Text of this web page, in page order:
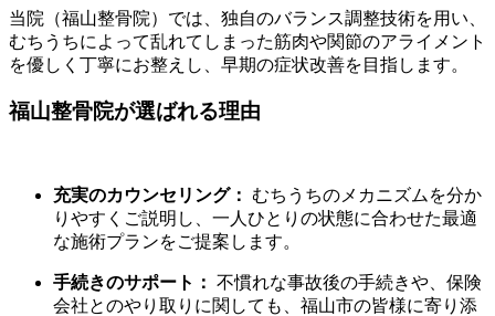
当院（福山整骨院）では、独自のバランス調整技術を用い、
むちうちによって乱れてしまった筋肉や関節のアライメント
を優しく丁寧にお整えし、早期の症状改善を目指します。
福山整骨院が選ばれる理由
充実のカウンセリング： むちうちのメカニズムを分か
りやすくご説明し、一人ひとりの状態に合わせた最適
な施術プランをご提案します。
手続きのサポート： 不慣れな事故後の手続きや、保険
会社とのやり取りに関しても、福山市の皆様に寄り添